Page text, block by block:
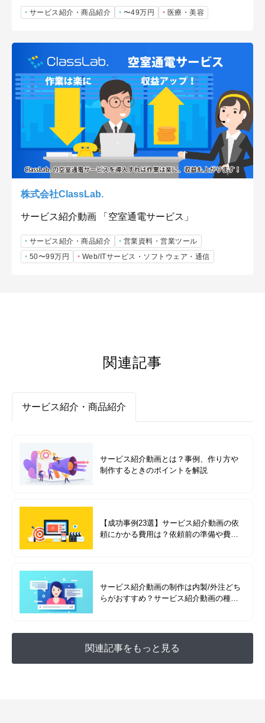
サービス紹介・商品紹介 〜49万円 医療・美容
株式会社ClassLab.
サービス紹介動画 「空室通電サービス」
サービス紹介・商品紹介
営業資料・営業ツール
50〜99万円
Web/ITサービス・ソフトウェア・通信
関連記事
サービス紹介・商品紹介
サービス紹介動画とは？事例、作り方や
制作するときのポイントを解説
【成功事例23選】サービス紹介動画の依
頼にかかる費用は？依頼前の準備や費用
サービス紹介動画の制作は内製/外注どち
らがおすすめ？サービス紹介動画の種類
関連記事をもっと見る